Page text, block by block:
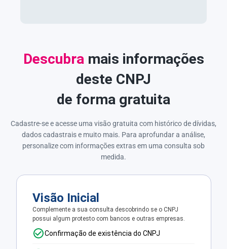
Descubra mais informações
deste CNPJ
de forma gratuita
Cadastre-se e acesse uma visão gratuita com histórico de dívidas,
dados cadastrais e muito mais. Para aprofundar a análise,
personalize com informações extras em uma consulta sob
medida.
Visão Inicial
Complemente a sua consulta descobrindo se o CNPJ
possui algum protesto com bancos e outras empresas.
Confirmação de existência do CNPJ